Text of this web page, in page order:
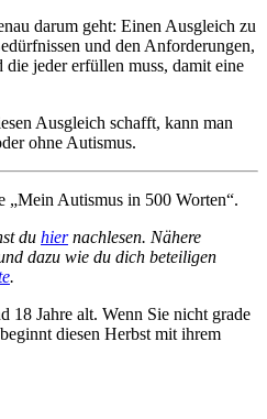
darum geht: Einen Ausgleich zu
und den Anforderungen,
jeder erfüllen muss, damit eine
Ausgleich schafft, kann man
ohne Autismus.
„Mein Autismus in 500 Worten“.
du hiernachlesen. Nähere
dazu wie du dich beteiligen
.
18 Jahre alt. Wenn Sie nicht grade
diesen Herbst mit ihrem